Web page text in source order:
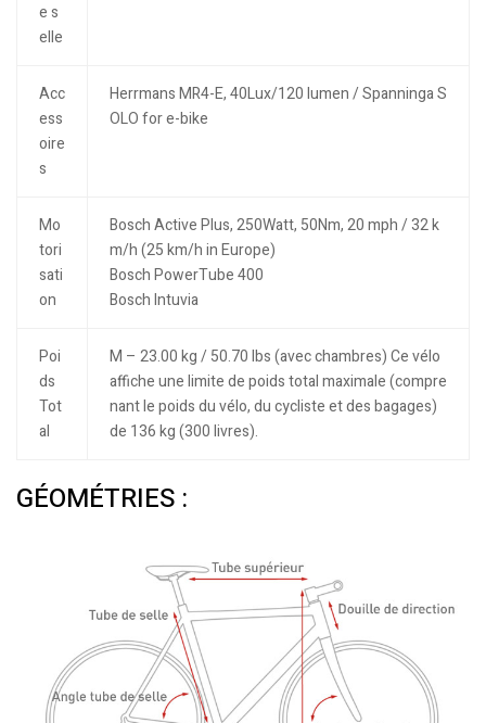
e s
elle
Acc
ess
oire
s
Herrmans MR4-E, 40Lux/120 lumen / Spanninga S
OLO for e-bike
Mo
tori
sati
on
Bosch Active Plus, 250Watt, 50Nm, 20 mph / 32 k
m/h (25 km/h in Europe)
Bosch PowerTube 400
Bosch Intuvia
Poi
ds
Tot
al
M – 23.00 kg / 50.70 lbs (avec chambres) Ce vélo
affiche une limite de poids total maximale (compre
nant le poids du vélo, du cycliste et des bagages)
de 136 kg (300 livres).
GÉOMÉTRIES :